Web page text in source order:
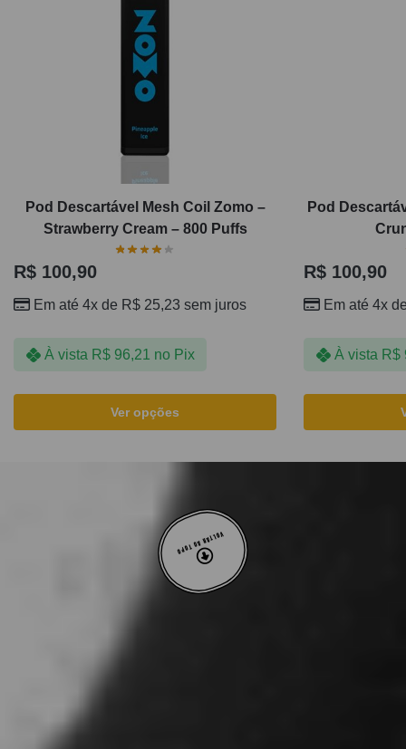
Pod Descartável Mesh Coil Zomo –
Strawberry Cream – 800 Puffs
R$ 100,90
Em até 4x de R$ 25,23 sem juros
À vista R$96,21 no Pix
Ver opções
Pod
R$ 100,90
Em até 4x
À vista R$
VOLTAR AO TOPO